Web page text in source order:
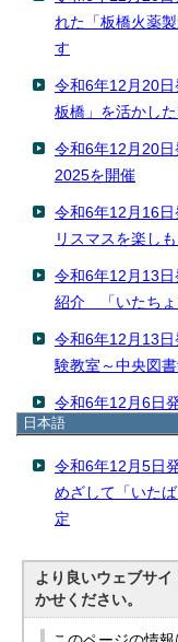
日本語
English
한국어
简体中文
繁體中文
れた「板橋火薬
す
令和6年12月20
板橋」を活かし
令和6年12月20
2025を開催
令和6年12月16
リスマスを楽しも
令和6年12月13
紹介 「いたちょ
令和6年12月13
験教室～中央図
令和6年12月6日
ベントカレンダ
令和6年12月5日
めざして「いた
定
より良いウェブサ
かせください。